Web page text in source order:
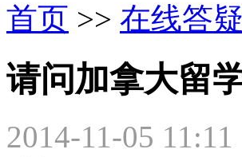
首页 >> 在线答
请问加拿大留
2014-11-05 11:11